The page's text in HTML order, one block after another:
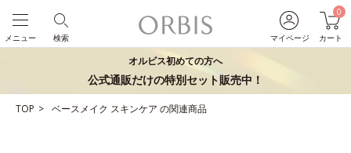
マイページ
0
カート
検索
メニュー
オルビス初めての方へ
公式通販だけの特別セット販売中！
TOP ベースメイク スキンケア の関連商品